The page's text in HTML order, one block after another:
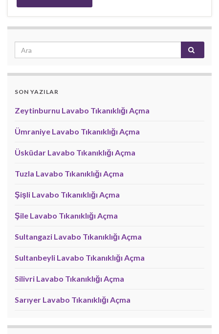
SON YAZILAR
Zeytinburnu Lavabo Tıkanıklığı Açma
Ümraniye Lavabo Tıkanıklığı Açma
Üsküdar Lavabo Tıkanıklığı Açma
Tuzla Lavabo Tıkanıklığı Açma
Şişli Lavabo Tıkanıklığı Açma
Şile Lavabo Tıkanıklığı Açma
Sultangazi Lavabo Tıkanıklığı Açma
Sultanbeyli Lavabo Tıkanıklığı Açma
Silivri Lavabo Tıkanıklığı Açma
Sarıyer Lavabo Tıkanıklığı Açma